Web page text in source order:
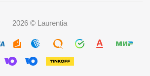
2026 © Laurentia